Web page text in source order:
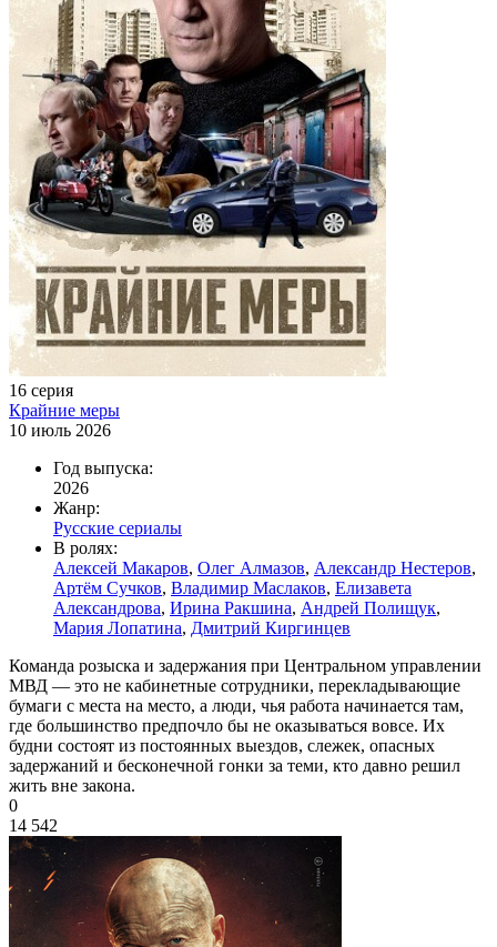
16 серия
Крайние меры
10 июль 2026
Год выпуска:
2026
Жанр:
Русские сериалы
В ролях:
Алексей Макаров, Олег Алмазов, Александр Нестеров,
Артём Сучков, Владимир Маслаков, Елизавета
Александрова, Ирина Ракшина, Андрей Полищук,
Мария Лопатина, Дмитрий Киргинцев
Команда розыска и задержания при Центральном управлении
МВД — это не кабинетные сотрудники, перекладывающие
бумаги с места на место, а люди, чья работа начинается там,
где большинство предпочло бы не оказываться вовсе. Их
будни состоят из постоянных выездов, слежек, опасных
задержаний и бесконечной гонки за теми, кто давно решил
жить вне закона.
0
14 542